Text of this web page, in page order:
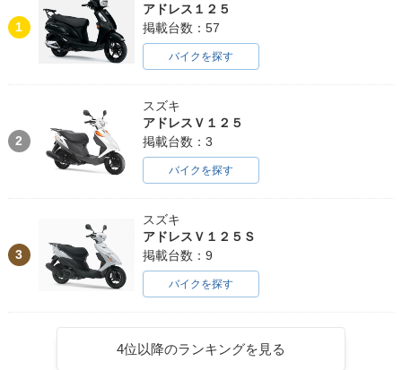
1
アドレス１２５
掲載台数：57
バイクを探す
2
スズキ
アドレスＶ１２５
掲載台数：3
バイクを探す
3
スズキ
アドレスＶ１２５Ｓ
掲載台数：9
バイクを探す
4位以降のランキングを見る